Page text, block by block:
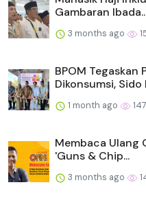
Gambaran
3 months ago
BPOM Tegaskan
Dikonsumsi, Sido
1 month ago 147
Membaca Ulang
'Guns & Chip...
3 months ago